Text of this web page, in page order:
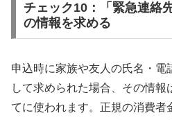
チェック10：「緊急連絡
の情報を求める
申込時に家族や友人の氏名・電
して求められた場合、その情報
てに使われます。正規の消費者